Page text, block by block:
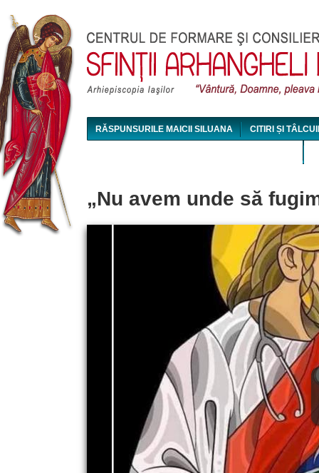
RĂSPUNSURILE MAICII SILUANA CITIRI ȘI
„Nu avem unde să